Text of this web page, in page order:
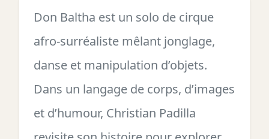
Don Baltha est un solo de cirque
afro-surréaliste mêlant jonglage,
danse et manipulation d’objets.
Dans un langage de corps, d’images
et d’humour, Christian Padilla